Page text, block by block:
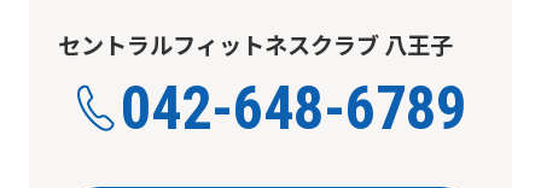
セントラルフィットネスクラブ 八王子
042-648-6789